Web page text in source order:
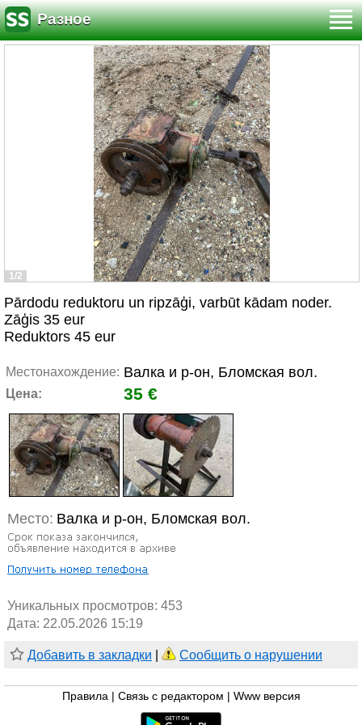
Разное
1/2
Pārdodu reduktoru un ripzāģi, varbūt kādam noder.
Zāģis 35 eur
Reduktors 45 eur
Местонахождение: Валка и р-он, Бломская вол.
Цена: 35 €
Место: Валка и р-он, Бломская вол.
Уникальных просмотров: 453
Дата: 22.05.2026 15:19
Добавить в закладки Сообщить о нарушении
Правила Связь с редактором Www версия